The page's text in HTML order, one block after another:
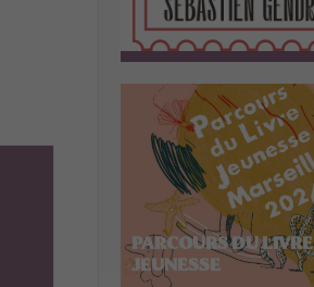
PARCOURS DU LIVRE
JEUNESSE